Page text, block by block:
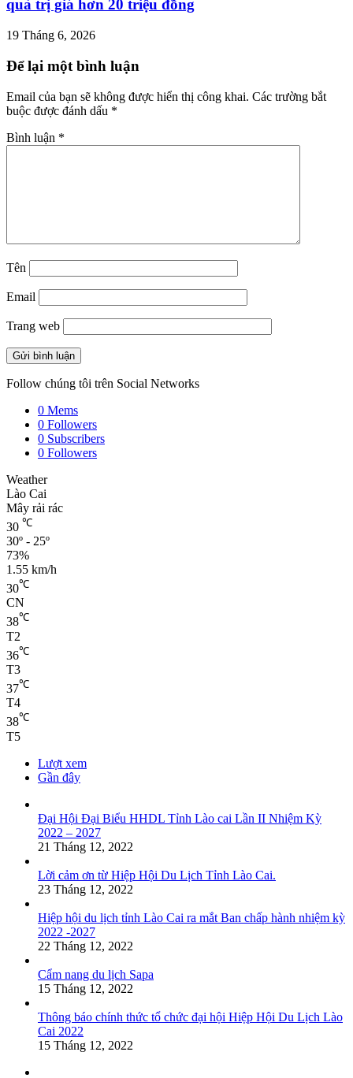
quà trị giá hơn 20 triệu đồng
19 Tháng 6, 2026
Để lại một bình luận
Email của bạn sẽ không được hiển thị công khai. Các trường bắt
buộc được đánh dấu *
Bình luận *
Tên
Email
Trang web
Follow chúng tôi trên Social Networks
0 Mems
0 Followers
0 Subscribers
0 Followers
Weather
Lào Cai
Mây rải rác
30 ℃
30º - 25º
73%
1.55 km/h
30℃
CN
38℃
T2
36℃
T3
37℃
T4
38℃
T5
Lượt xem
Gần đây
Đại Hội Đại Biểu HHDL Tỉnh Lào cai Lần II Nhiệm Kỳ
2022 – 2027
21 Tháng 12, 2022
Lời cảm ơn từ Hiệp Hội Du Lịch Tỉnh Lào Cai.
23 Tháng 12, 2022
Hiệp hội du lịch tỉnh Lào Cai ra mắt Ban chấp hành nhiệm kỳ
2022 -2027
22 Tháng 12, 2022
Cẩm nang du lịch Sapa
15 Tháng 12, 2022
Thông báo chính thức tổ chức đại hội Hiệp Hội Du Lịch Lào
Cai 2022
15 Tháng 12, 2022